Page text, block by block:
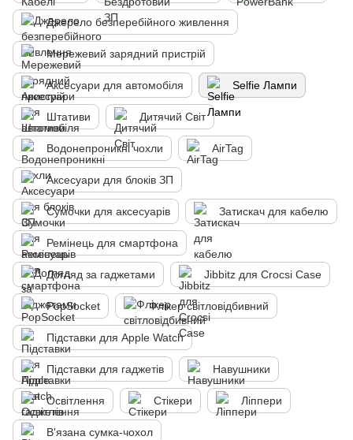
Джерело безперебійного живлення
Мережевий зарядний пристрій
Аксесуари для автомобіля Selfie Лампи
Штативи Дитячий Світ
Водонепроникні чохли AirTag
Аксесуари для блоків ЗП
Сумочки для аксесуарів Затискач для кабелю
Ремінець для смартфона
Догляд за гаджетами Jibbitz для Crocsі Case
PopSocket Флікер світловідбивний
Підставки для Apple Watch
Підставки для гаджетів Навушники
Освітлення Стікери Ліппери
В'язана сумка-чохол